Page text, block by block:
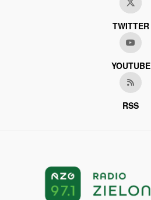
TWITTER
YOUTUBE
RSS